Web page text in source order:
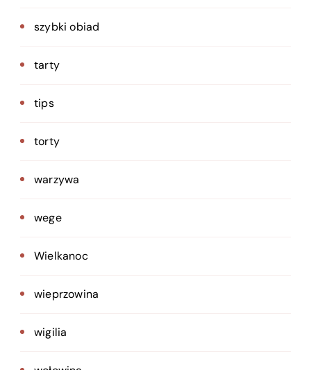
szybki obiad
tarty
tips
torty
warzywa
wege
Wielkanoc
wieprzowina
wigilia